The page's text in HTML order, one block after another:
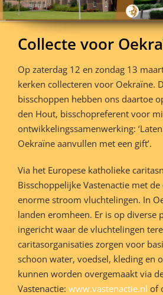
Collecte voor
Op zaterdag 12 en zondag 13
kerken collecteren voor Oekraïne.
bisschoppen hebben ons daartoe
den Hout, bisschopreferent voor
ontwikkelingssamenwerking:
Oekraïne aanvullen met een gift’.
Via het Europese katholieke
Bisschoppelijke Vastenactie met
enorme stroom vluchtelingen. In
landen eromheen. Er is op diverse
ingericht waar de vluchtelingen
caritasorganisaties zorgen voor
schoon water, voedsel, kleding en
kunnen worden overgemaakt via
Vastenactie: www.vastenactie.nl of